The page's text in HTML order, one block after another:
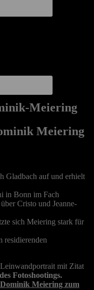
Meiering
Meiering
Gladbach auf und erhielt
in Bonn im Fach
Cristo und Jeanne-
sich Meiering stark für
residierenden
Leinwandportrait mit Zitat
Fotoshootings.